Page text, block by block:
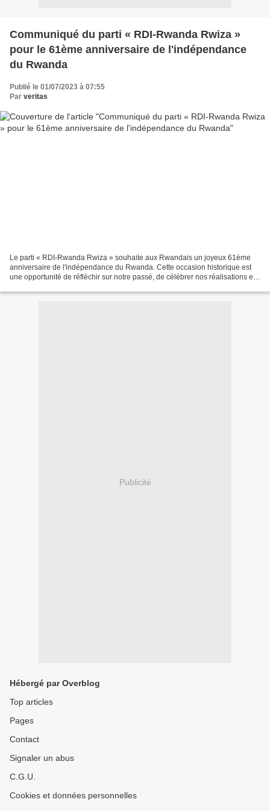
Communiqué du parti « RDI-Rwanda Rwiza »
pour le 61ème anniversaire de l'indépendance
du Rwanda
Publié le 01/07/2023 à 07:55
Par veritas
Le parti « RDI-Rwanda Rwiza » souhaite aux Rwandais un joyeux 61ème
anniversaire de l'indépendance du Rwanda. Cette occasion historique est
une opportunité de réfléchir sur notre passé, de célébrer nos réalisations et
Publicité
Hébergé par Overblog
Top articles
Pages
Contact
Signaler un abus
C.G.U.
Cookies et données personnelles